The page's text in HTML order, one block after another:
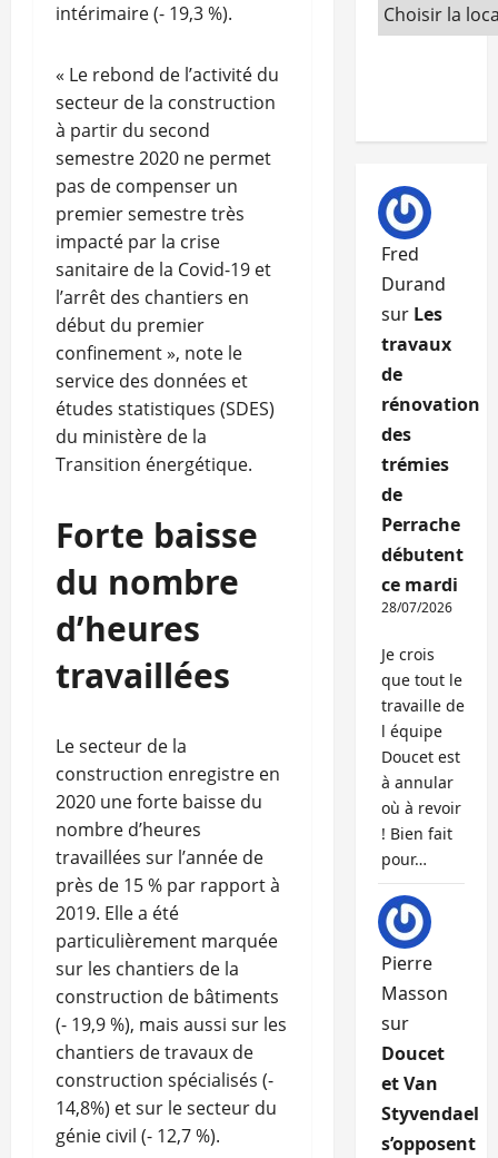
intérimaire (- 19,3 %).
« Le rebond de l’activité du
secteur de la construction
à partir du second
semestre 2020 ne permet
pas de compenser un
premier semestre très
impacté par la crise
sanitaire de la Covid-19 et
l’arrêt des chantiers en
début du premier
confinement », note le
service des données et
études statistiques (SDES)
du ministère de la
Transition énergétique.
Forte baisse
du nombre
d’heures
travaillées
Le secteur de la
construction enregistre en
2020 une forte baisse du
nombre d’heures
travaillées sur l’année de
près de 15 % par rapport à
2019. Elle a été
particulièrement marquée
sur les chantiers de la
construction de bâtiments
(- 19,9 %), mais aussi sur les
chantiers de travaux de
construction spécialisés (-
14,8%) et sur le secteur du
génie civil (- 12,7 %).
Fred
Durand
sur Les
travaux
de
rénovation
des
trémies
de
Perrache
débutent
ce mardi
28/07/2026
Je crois
que tout le
travaille de
l équipe
Doucet est
à annular
où à revoir
! Bien fait
pour…
Pierre
Masson
sur
Doucet
et Van
Styvendael
s’opposent